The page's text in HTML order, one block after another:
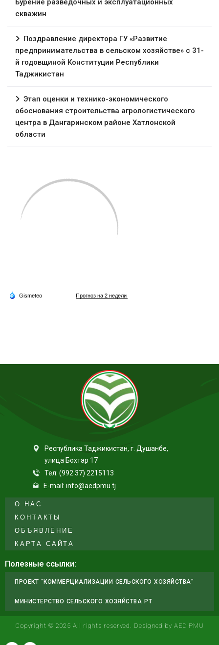
Бурение разведочных и эксплуатационных
скважин
Поздравление директора ГУ «Развитие
предпринимательства в сельском хозяйстве» с 31-
й годовщиной Конституции Республики
Таджикистан
Этап оценки и технико-экономического
обоснования строительства агрологистического
центра в Дангаринском районе Хатлонской
области
Республика Таджикистан, г. Душанбе,
улица Бохтар 17
Тел: (992 37) 2215113
E-mail: info@aedpmu.tj
О НАС
КОНТАКТЫ
ОБЪЯВЛЕНИЕ
КАРТА САЙТА
Полезные ссылки:
ПРОЕКТ “КОММЕРЦИАЛИЗАЦИИ СЕЛЬСКОГО ХОЗЯЙСТВА”
МИНИСТЕРСТВО СЕЛЬСКОГО ХОЗЯЙСТВА РТ
Copyright © 2025 All rights reserved. Designed by AED PMU